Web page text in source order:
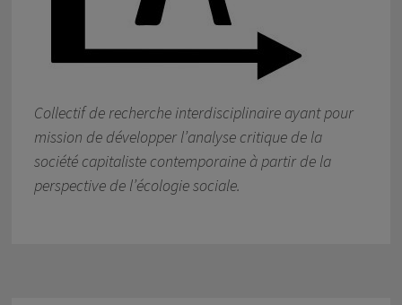
Collectif de recherche interdisciplinaire ayant pour
mission de développer l’analyse critique de la
société capitaliste contemporaine à partir de la
perspective de l’écologie sociale.